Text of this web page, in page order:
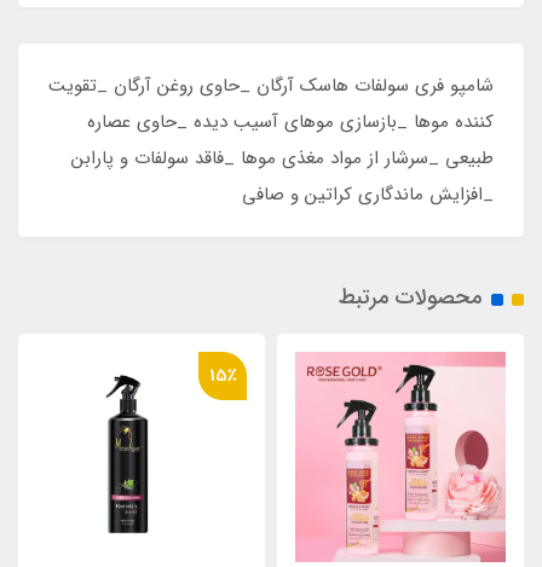
شامپو فری سولفات هاسک آرگان _حاوی روغن آرگان _تقویت
کننده موها _بازسازی موهای آسیب دیده _حاوی عصاره
طبیعی _سرشار از مواد مغذی موها _فاقد سولفات و پارابن
_افزایش ماندگاری کراتین و صافی
محصولات مرتبط
15٪